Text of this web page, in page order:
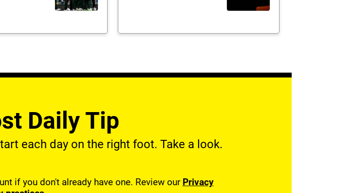
Daily Tip
each day on the right foot. Take a look.
if you don't already have one. Review our Privacy